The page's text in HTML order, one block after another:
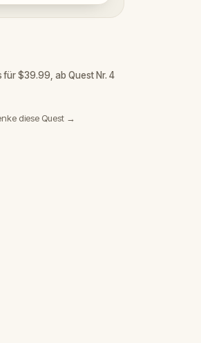
für $39.99, ab Quest Nr. 4
diese Quest →